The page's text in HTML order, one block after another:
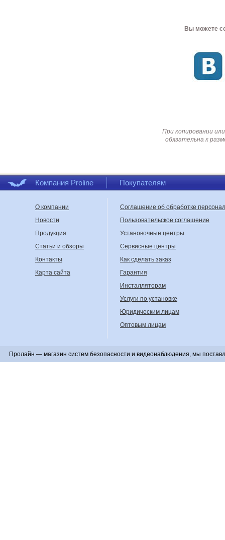
Вы можете
При копировании
обязательна к
Компания Proline Покупателям
О компании
Новости
Продукция
Статьи и обзоры
Контакты
Карта сайта
Соглашение об обработке
Пользовательское соглашение
Установочные центры
Сервисные центры
Как сделать заказ
Гарантия
Инсталляторам
Услуги по установке
Юридическим лицам
Оптовым лицам
Пролайн — магазин систем безопасности и видеонаблюдения, мы